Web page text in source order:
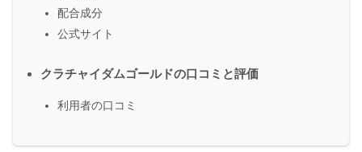
配合成分
公式サイト
クラチャイダムゴールドの口コミと評価
利用者の口コミ